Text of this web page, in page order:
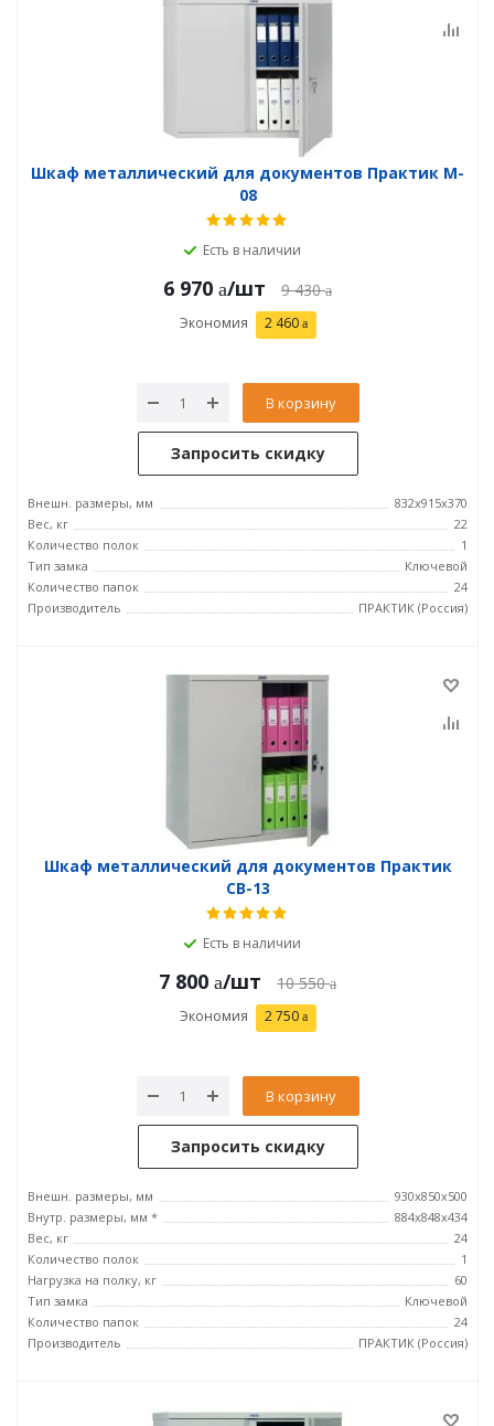
Шкаф металлический для документов Практик M-
08
Есть в наличии
6 970 /шт 9 430
Экономия 2 460
В корзину
Запросить скидку
Внешн. размеры, мм
832x915x370
Вес, кг
22
Количество полок
1
Тип замка
Ключевой
Количество папок
24
Производитель
ПРАКТИК (Россия)
Шкаф металлический для документов Практик
СВ-13
Есть в наличии
7 800 /шт 10 550
Экономия 2 750
В корзину
Запросить скидку
Внешн. размеры, мм
930x850x500
Внутр. размеры, мм *
884x848x434
Вес, кг
24
Количество полок
1
Нагрузка на полку, кг
60
Тип замка
Ключевой
Количество папок
24
Производитель
ПРАКТИК (Россия)